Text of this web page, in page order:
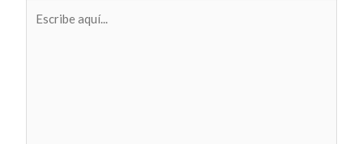
aquí...